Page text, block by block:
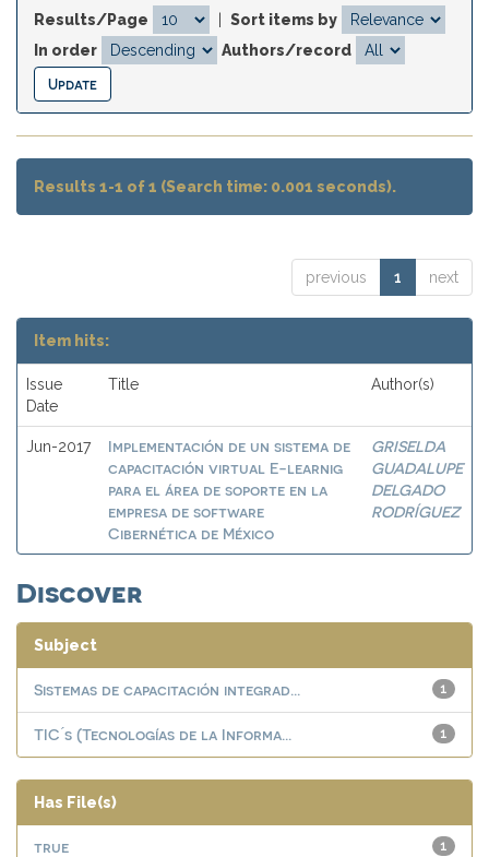
Results/Page
Sort items by
In order
Authors/record
Results 1-1 of 1 (Search time: 0.001 seconds).
previous 1 next
Item hits:
Issue
Date
Title Author(s)
Jun-2017
Implementación de un sistema de
capacitación virtual E-learnig
para el área de soporte en la
empresa de software
Cibernética de México
GRISELDA
GUADALUPE
DELGADO
RODRÍGUEZ
Discover
Subject
1
Sistemas de capacitación integrad...
1
TIC ́s (Tecnologías de la Informa...
Has File(s)
1
true